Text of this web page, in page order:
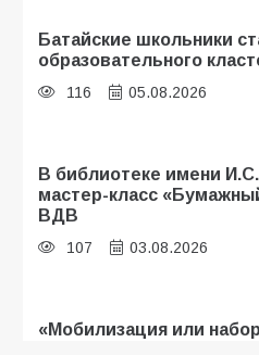
Батайские школьники
образовательного
116 05.08.2026
В библиотеке имени
мастер-класс
ВДВ
107 03.08.2026
«Мобилизация или